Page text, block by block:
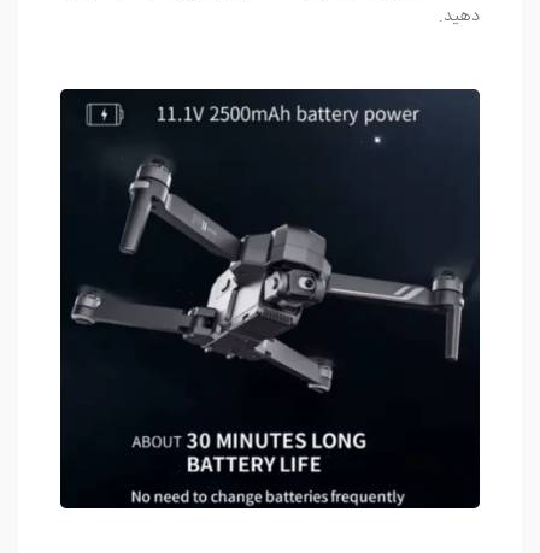
دهید.